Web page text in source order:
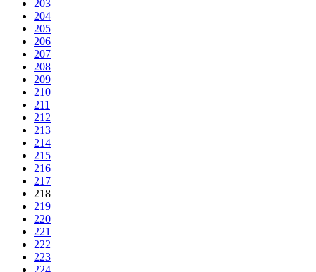
203
204
205
206
207
208
209
210
211
212
213
214
215
216
217
218
219
220
221
222
223